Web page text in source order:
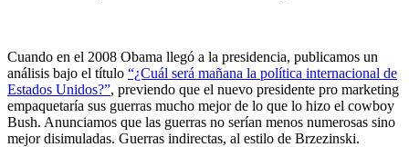
Cuando en el 2008 Obama llegó a la presidencia, publicamos un
análisis bajo el título “¿Cuál será mañana la política internacional de
Estados Unidos?”, previendo que el nuevo presidente pro marketing
empaquetaría sus guerras mucho mejor de lo que lo hizo el cowboy
Bush. Anunciamos que las guerras no serían menos numerosas sino
mejor disimuladas. Guerras indirectas, al estilo de Brzezinski.